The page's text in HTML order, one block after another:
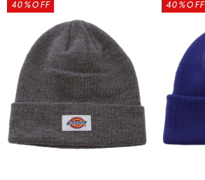
40%OFF 40%OFF